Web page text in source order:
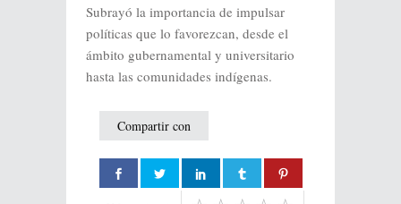
Subrayó la importancia de impulsar
políticas que lo favorezcan, desde el
ámbito gubernamental y universitario
hasta las comunidades indígenas.
Compartir con